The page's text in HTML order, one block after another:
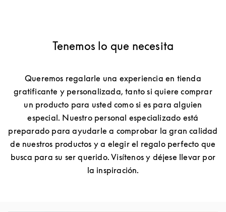
Tenemos lo que necesita
Queremos regalarle una experiencia en tienda
gratificante y personalizada, tanto si quiere comprar
un producto para usted como si es para alguien
especial. Nuestro personal especializado está
preparado para ayudarle a comprobar la gran calidad
de nuestros productos y a elegir el regalo perfecto que
busca para su ser querido. Visítenos y déjese llevar por
la inspiración.